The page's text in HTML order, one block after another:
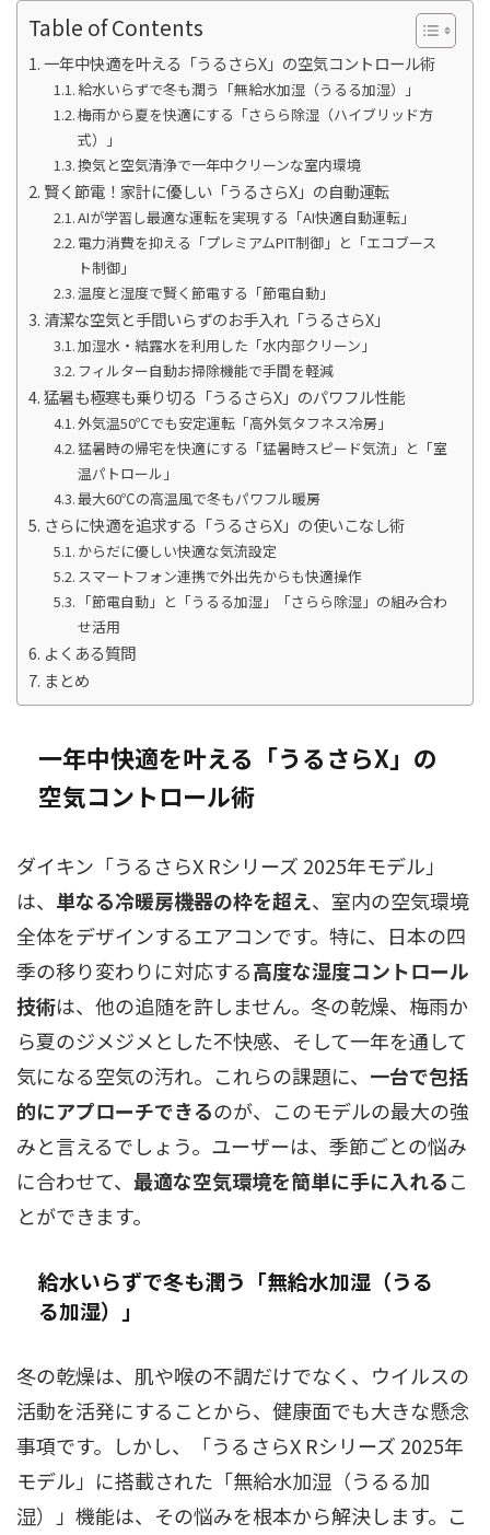
Table of Contents
一年中快適を叶える「うるさらX」の空気コントロール術
給水いらずで冬も潤う「無給水加湿（うるる加湿）」
梅雨から夏を快適にする「さらら除湿（ハイブリッド方
式）」
換気と空気清浄で一年中クリーンな室内環境
賢く節電！家計に優しい「うるさらX」の自動運転
AIが学習し最適な運転を実現する「AI快適自動運転」
電力消費を抑える「プレミアムPIT制御」と「エコブース
ト制御」
温度と湿度で賢く節電する「節電自動」
清潔な空気と手間いらずのお手入れ「うるさらX」
加湿水・結露水を利用した「水内部クリーン」
フィルター自動お掃除機能で手間を軽減
猛暑も極寒も乗り切る「うるさらX」のパワフル性能
外気温50℃でも安定運転「高外気タフネス冷房」
猛暑時の帰宅を快適にする「猛暑時スピード気流」と「室
温パトロール」
最大60℃の高温風で冬もパワフル暖房
さらに快適を追求する「うるさらX」の使いこなし術
からだに優しい快適な気流設定
スマートフォン連携で外出先からも快適操作
「節電自動」と「うるる加湿」「さらら除湿」の組み合わ
せ活用
よくある質問
まとめ
一年中快適を叶える「うるさらX」の
空気コントロール術
ダイキン「うるさらX Rシリーズ 2025年モデル」
は、 単なる冷暖房機器の枠を超え、室内の空気環境
全体をデザインするエアコンです。特に、日本の四
季の移り変わりに対応する高度な湿度コントロール
技術は、他の追随を許しません。冬の乾燥、梅雨か
ら夏のジメジメとした不快感、そして一年を通して
気になる空気の汚れ。これらの課題に、 一台で包括
的にアプローチできるのが、このモデルの最大の強
みと言えるでしょう。ユーザーは、季節ごとの悩み
に合わせて、 最適な空気環境を簡単に手に入れるこ
とができます。
給水いらずで冬も潤う「無給水加湿（うる
る加湿）」
冬の乾燥は、肌や喉の不調だけでなく、ウイルスの
活動を活発にすることから、健康面でも大きな懸念
事項です。しかし、「うるさらX Rシリーズ 2025年
モデル」に搭載された「無給水加湿（うるる加
湿）」機能は、その悩みを根本から解決します。こ